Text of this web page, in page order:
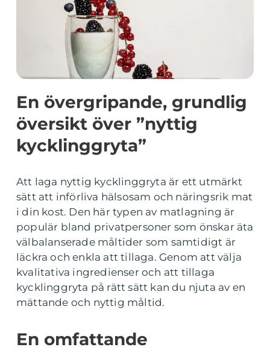
En övergripande, grundlig
översikt över ”nyttig
kycklinggryta”
Att laga nyttig kycklinggryta är ett utmärkt
sätt att införliva hälsosam och näringsrik mat
i din kost. Den här typen av matlagning är
populär bland privatpersoner som önskar äta
välbalanserade måltider som samtidigt är
läckra och enkla att tillaga. Genom att välja
kvalitativa ingredienser och att tillaga
kycklinggryta på rätt sätt kan du njuta av en
mättande och nyttig måltid.
En omfattande